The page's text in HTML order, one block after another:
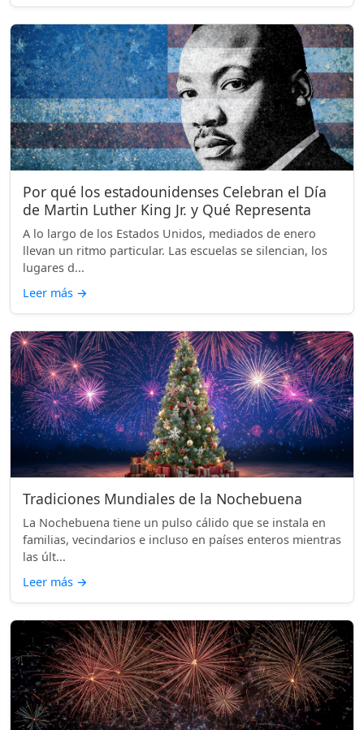
Por qué los estadounidenses Celebran el Día
de Martin Luther King Jr. y Qué Representa
A lo largo de los Estados Unidos, mediados de enero
llevan un ritmo particular. Las escuelas se silencian, los
lugares d...
Leer más →
Tradiciones Mundiales de la Nochebuena
La Nochebuena tiene un pulso cálido que se instala en
familias, vecindarios e incluso en países enteros mientras
las últ...
Leer más →